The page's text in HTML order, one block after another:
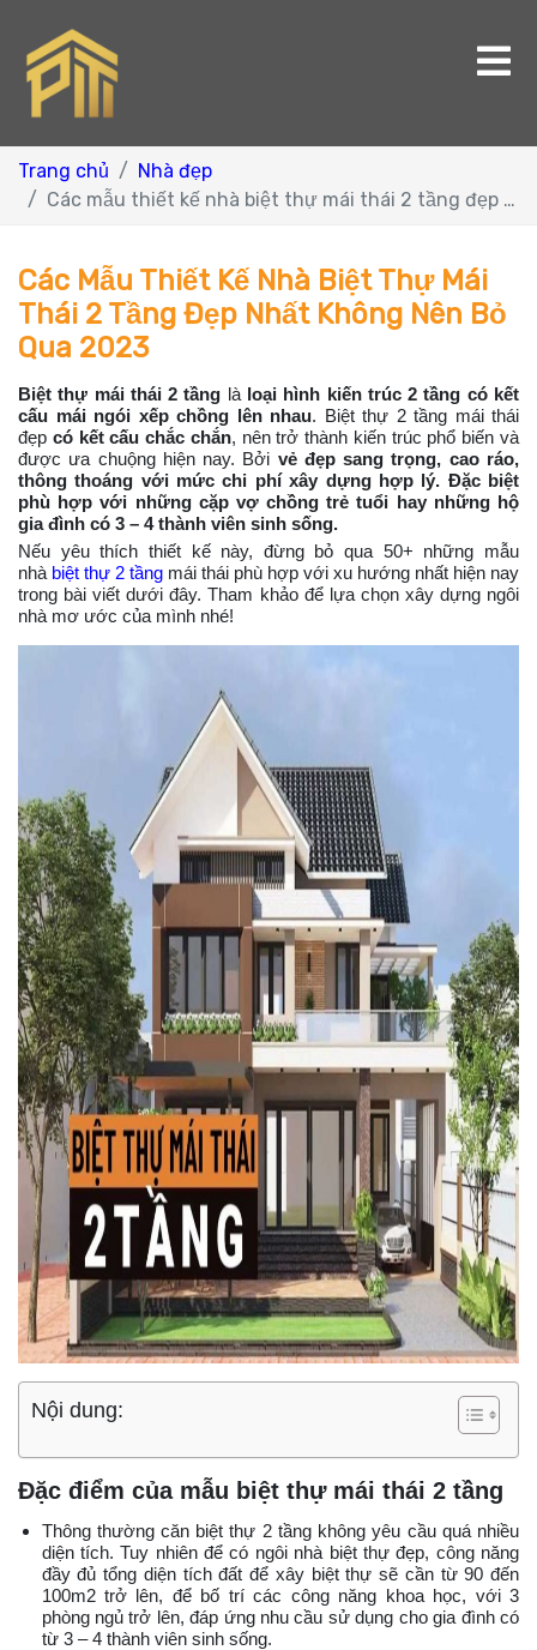
Trang chủ
Nhà đẹp
Các mẫu thiết kế nhà biệt thự mái thái 2 tầng đẹp nhất không nên bỏ qua 2023
Các Mẫu Thiết Kế Nhà Biệt Thự Mái
Thái 2 Tầng Đẹp Nhất Không Nên Bỏ
Qua 2023
Biệt thự mái thái 2 tầng là loại hình kiến trúc 2 tầng có kết
cấu mái ngói xếp chồng lên nhau. Biệt thự 2 tầng mái thái
đẹp có kết cấu chắc chắn, nên trở thành kiến trúc phổ biến và
được ưa chuộng hiện nay. Bởi vẻ đẹp sang trọng, cao ráo,
thông thoáng với mức chi phí xây dựng hợp lý. Đặc biệt
phù hợp với những cặp vợ chồng trẻ tuổi hay những hộ
gia đình có 3 – 4 thành viên sinh sống.
Nếu yêu thích thiết kế này, đừng bỏ qua 50+ những mẫu
nhà biệt thự 2 tầng mái thái phù hợp với xu hướng nhất hiện nay
trong bài viết dưới đây. Tham khảo để lựa chọn xây dựng ngôi
nhà mơ ước của mình nhé!
Nội dung:
Đặc điểm của mẫu biệt thự mái thái 2 tầng
Thông thường căn biệt thự 2 tầng không yêu cầu quá nhiều
diện tích. Tuy nhiên để có ngôi nhà biệt thự đẹp, công năng
đầy đủ tổng diện tích đất để xây biệt thự sẽ cần từ 90 đến
100m2 trở lên, để bố trí các công năng khoa học, với 3
phòng ngủ trở lên, đáp ứng nhu cầu sử dụng cho gia đình có
từ 3 – 4 thành viên sinh sống.